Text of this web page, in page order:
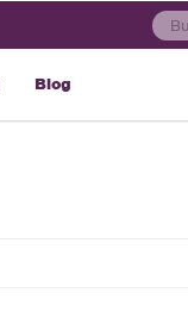
Blog